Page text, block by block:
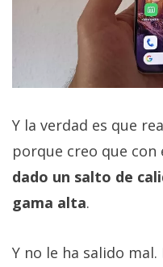
Y la verdad es que
porque creo que con
dado un salto de
gama alta.
Y no le ha salido